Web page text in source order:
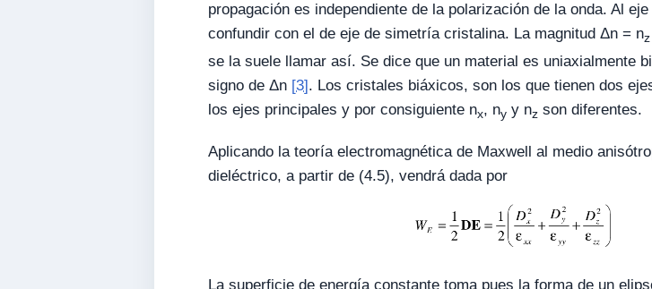
propagación es independiente de la polarización de la onda. Al
confundir con el de eje de simetría cristalina. La magnitud Δn = nz
se la suele llamar así. Se dice que un material es uniaxialmente
signo de Δn [3]. Los cristales biáxicos, son los que tienen dos
los ejes principales y por consiguiente nx, ny y nz son diferentes.
Aplicando la teoría electromagnética de Maxwell al medio
dieléctrico, a partir de (4.5), vendrá dada por
La superficie de energía constante toma pues la forma de un